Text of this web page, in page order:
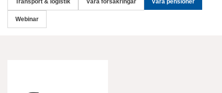
Webinar